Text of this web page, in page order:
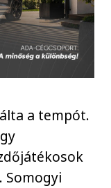
a tempót.
Somogyi